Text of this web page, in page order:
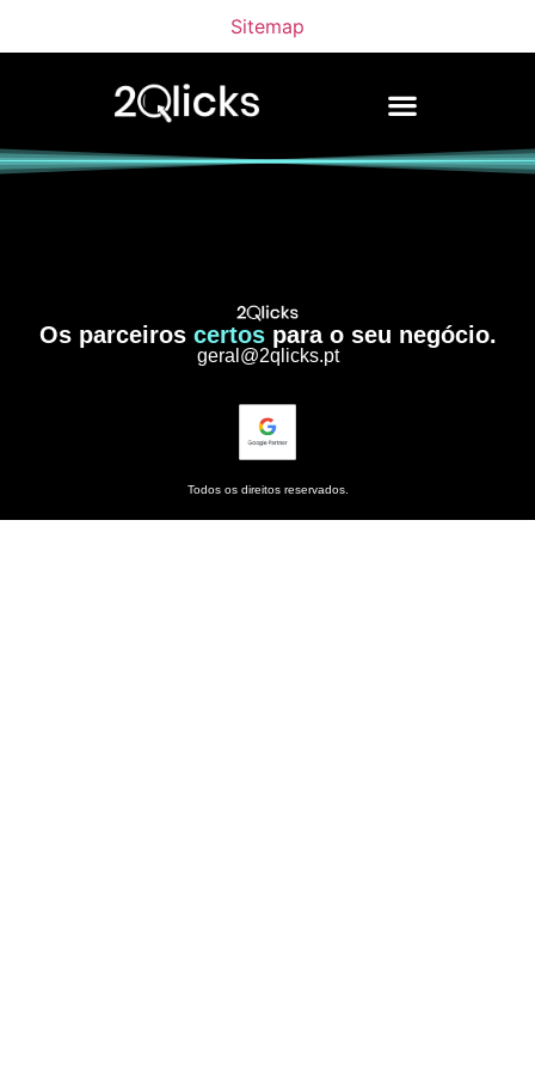
Sitemap
Os parceiros certospara o seu negócio.
geral@2qlicks.pt
Todos os direitos reservados.